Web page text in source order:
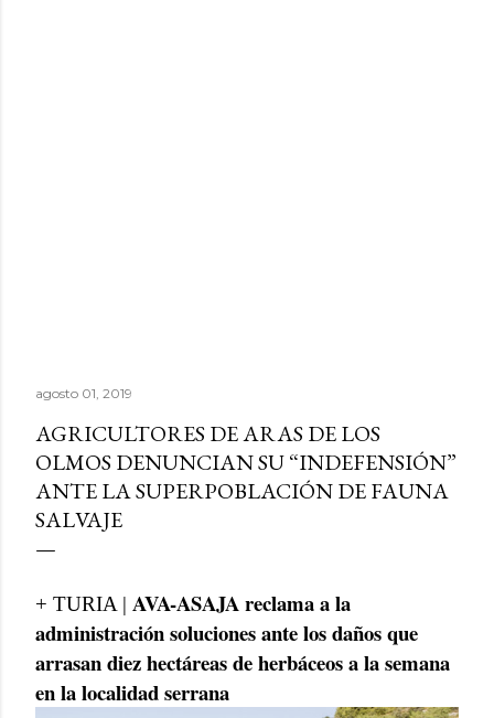
agosto 01, 2019
AGRICULTORES DE ARAS DE LOS
OLMOS DENUNCIAN SU “INDEFENSIÓN”
ANTE LA SUPERPOBLACIÓN DE FAUNA
SALVAJE
+ TURIA | AVA-ASAJA reclama a la
administración soluciones ante los daños que
arrasan diez hectáreas de herbáceos a la semana
en la localidad serrana